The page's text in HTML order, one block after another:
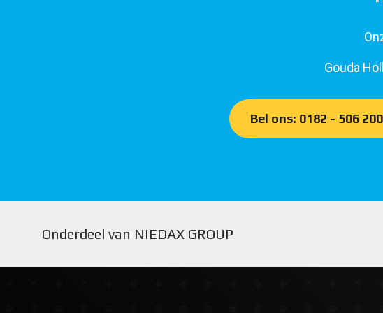
Gouda
Bel ons: 0182 - 506 200
Onderdeel van NIEDAX GROUP